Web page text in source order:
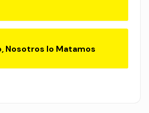
Nosotros lo Matamos